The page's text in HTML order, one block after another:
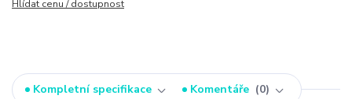
Hlídat cenu / dostupnost
Kompletní specifikace Komentáře 0